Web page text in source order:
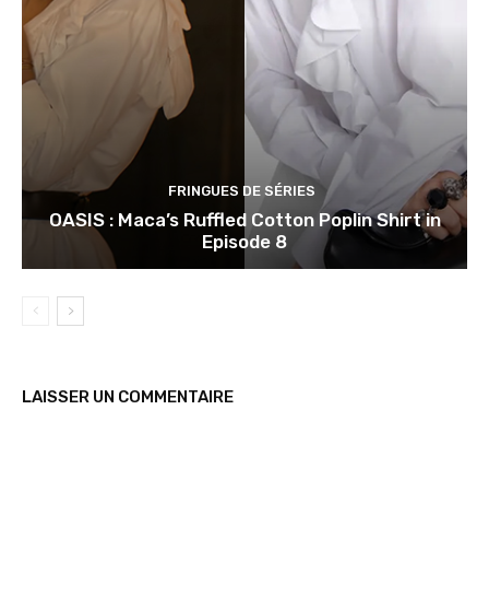
FRINGUES DE SÉRIES
OASIS : Maca’s Ruffled Cotton Poplin Shirt in
Episode 8
LAISSER UN COMMENTAIRE